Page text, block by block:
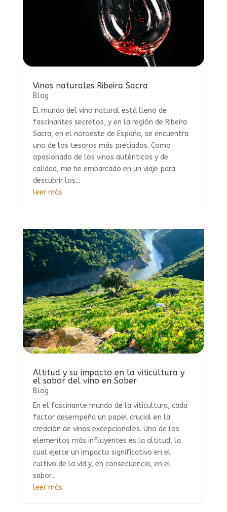
Vinos naturales Ribeira Sacra
Blog
El mundo del vino natural está lleno de
fascinantes secretos, y en la región de Ribeira
Sacra, en el noroeste de España, se encuentra
uno de los tesoros más preciados. Como
apasionado de los vinos auténticos y de
calidad, me he embarcado en un viaje para
descubrir los...
leer más
Altitud y su impacto en la viticultura y
el sabor del vino en Sober
Blog
En el fascinante mundo de la viticultura, cada
factor desempeña un papel crucial en la
creación de vinos excepcionales. Uno de los
elementos más influyentes es la altitud, la
cual ejerce un impacto significativo en el
cultivo de la vid y, en consecuencia, en el
sabor...
leer más